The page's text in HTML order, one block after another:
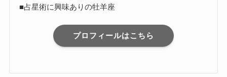
■占星術に興味ありの牡羊座
プロフィールはこちら